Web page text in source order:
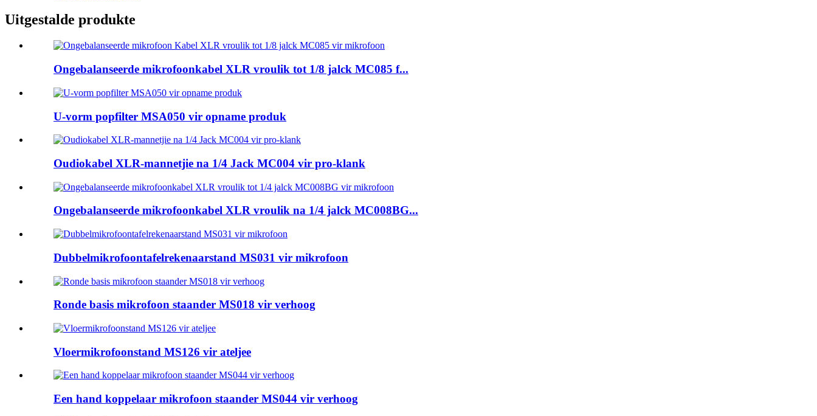
Uitgestalde produkte
Ongebalanseerde mikrofoonkabel XLR vroulik tot 1/8 jalck MC085 f...
U-vorm popfilter MSA050 vir opname produk
Oudiokabel XLR-mannetjie na 1/4 Jack MC004 vir pro-klank
Ongebalanseerde mikrofoonkabel XLR vroulik na 1/4 jalck MC008BG...
Dubbelmikrofoontafelrekenaarstand MS031 vir mikrofoon
Ronde basis mikrofoon staander MS018 vir verhoog
Vloermikrofoonstand MS126 vir ateljee
Een hand koppelaar mikrofoon staander MS044 vir verhoog